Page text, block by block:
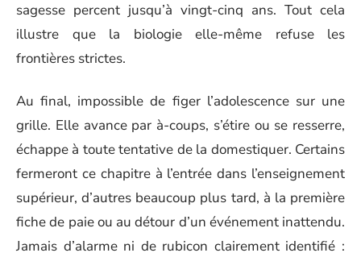
sagesse percent jusqu’à vingt-cinq ans. Tout cela
illustre que la biologie elle-même refuse les
frontières strictes.
Au final, impossible de figer l’adolescence sur une
grille. Elle avance par à-coups, s’étire ou se resserre,
échappe à toute tentative de la domestiquer. Certains
fermeront ce chapitre à l’entrée dans l’enseignement
supérieur, d’autres beaucoup plus tard, à la première
fiche de paie ou au détour d’un événement inattendu.
Jamais d’alarme ni de rubicon clairement identifié :